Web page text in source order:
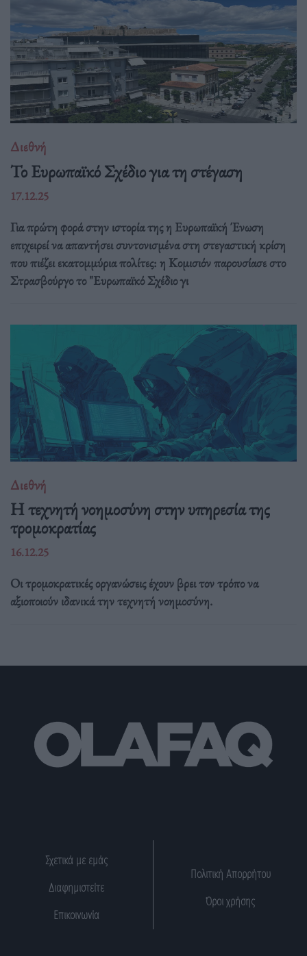
Διεθνή
Το Ευρωπαϊκό Σχέδιο για τη στέγαση
17.12.25
Για πρώτη φορά στην ιστορία της η Ευρωπαϊκή Ένωση
επιχειρεί να απαντήσει συντονισμένα στη στεγαστική κρίση
που πιέζει εκατομμύρια πολίτες: η Κομισιόν παρουσίασε στο
Στρασβούργο το "Ευρωπαϊκό Σχέδιο γι
Διεθνή
Η τεχνητή νοημοσύνη στην υπηρεσία της
τρομοκρατίας
16.12.25
Οι τρομοκρατικές οργανώσεις έχουν βρει τον τρόπο να
αξιοποιούν ιδανικά την τεχνητή νοημοσύνη.
Σχετικά με εμάς
Διαφημιστείτε
Επικοινωνία
Πολιτική Απορρήτου
Όροι χρήσης